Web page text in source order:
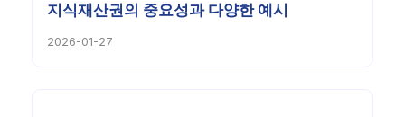
지식재산권의 중요성과 다양한 예시
2026-01-27